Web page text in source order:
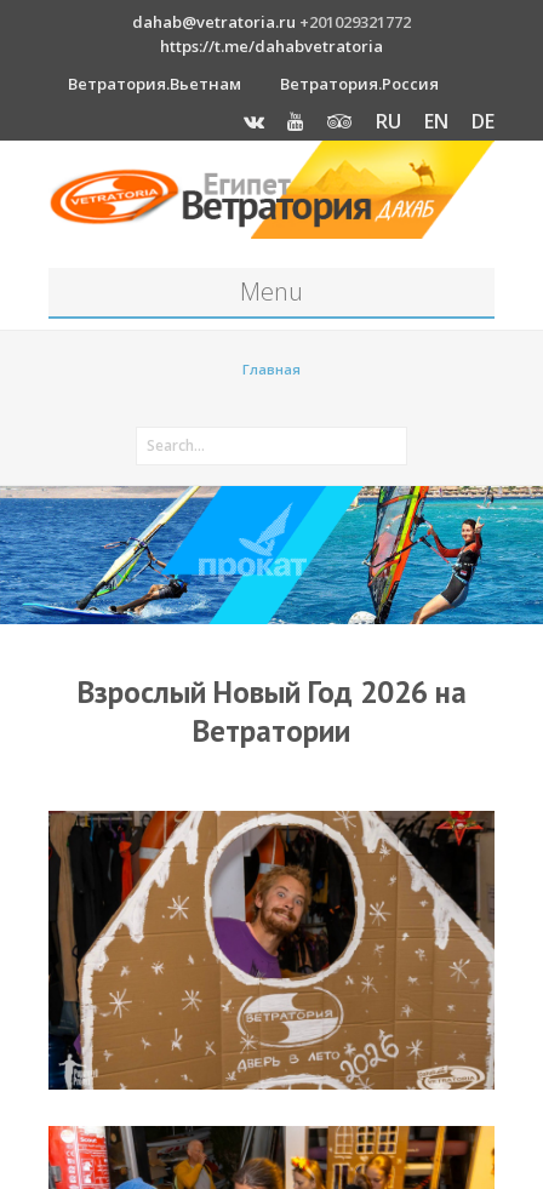
dahab@vetratoria.ru +201029321772
https://t.me/dahabvetratoria
Ветратория.Вьетнам
Ветратория.Россия
RU EN DE
Menu
Как к нам добраться?
Отель Canion
Прогноз погоды
Оборудование
Виртуальный тур Ганет Синай
ВиндСерфКидс
Новости
Медиа
Медиа архив
Фотки
Видео
Места катания
Наши Станции
Главная
Взрослый Новый Год 2026 на
Ветратории